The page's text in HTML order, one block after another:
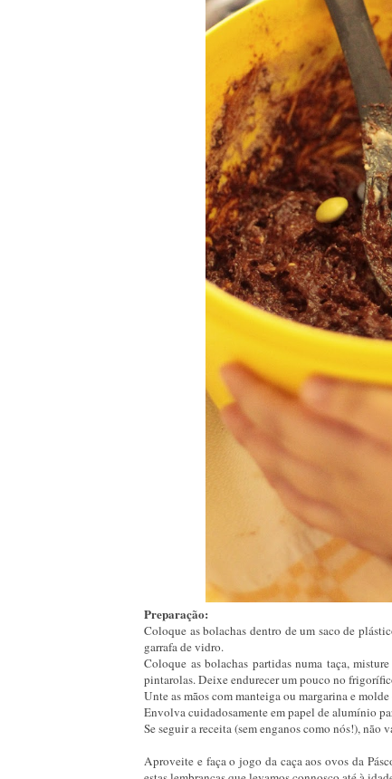
Preparação:
Coloque as bolachas dentro de um saco de
garrafa de vidro.
Coloque as bolachas partidas numa taça,
pintarolas. Deixe endurecer um pouco no
Unte as mãos com manteiga ou margarina e
Envolva cuidadosamente em papel de alumínio
Se seguir a receita (sem enganos como nós!), não
Aproveite e faça o jogo da caça aos ovos da